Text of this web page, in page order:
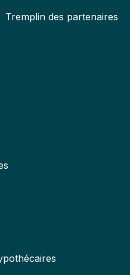
Tremplin des partenaires